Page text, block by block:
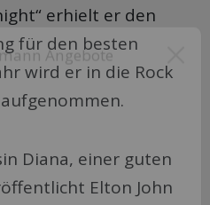
erhielt er den
für den besten
wird er in die Rock
Diana, einer guten
Elton John
Angebote